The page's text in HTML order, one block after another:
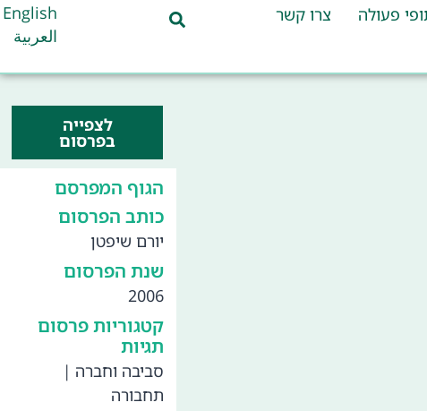
פעולה צרו קשר
English
العربية
לצפייה
בפרסום
הגוף המפרסם
כותב הפרסום
יורם שיפטן
שנת הפרסום
2006
קטגוריות פרסום
תגיות
סביבה וחברה |
תחבורה